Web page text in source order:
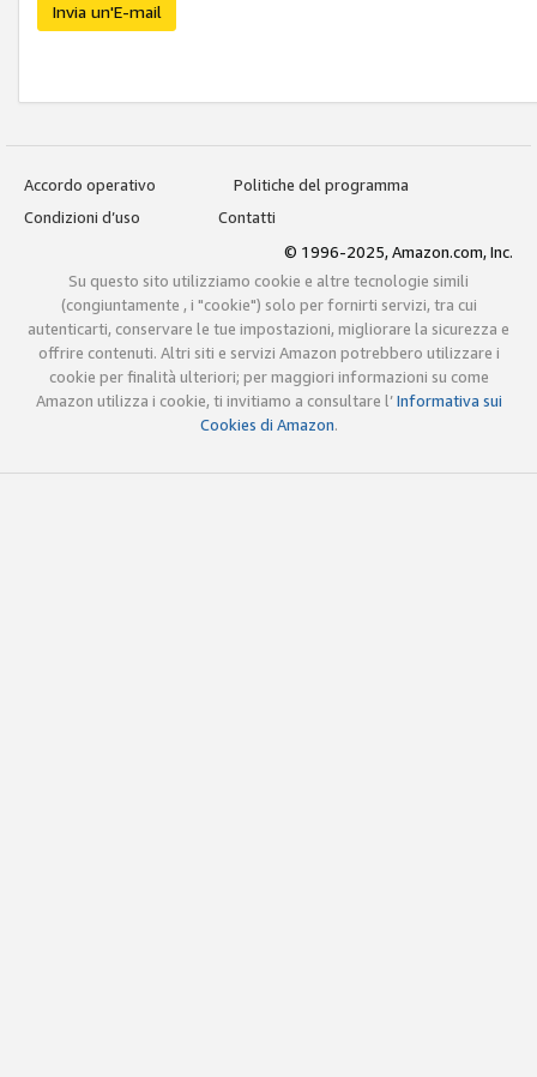
Invia un'E-mail
Accordo operativo
Politiche del programma
Condizioni d’uso
Contatti
© 1996-2025, Amazon.com, Inc.
Su questo sito utilizziamo cookie e altre tecnologie simili
(congiuntamente , i "cookie") solo per fornirti servizi, tra cui
autenticarti, conservare le tue impostazioni, migliorare la sicurezza e
offrire contenuti. Altri siti e servizi Amazon potrebbero utilizzare i
cookie per finalità ulteriori; per maggiori informazioni su come
Amazon utilizza i cookie, ti invitiamo a consultare l’Informativa sui
Cookies di Amazon.